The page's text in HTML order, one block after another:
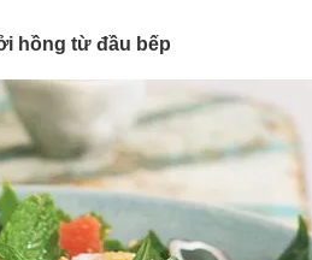
hồng từ đầu bếp